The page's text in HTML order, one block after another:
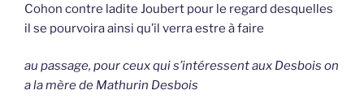
Cohon contre ladite Joubert pour le regard desquelles
il se pourvoira ainsi qu’il verra estre à faire
au passage, pour ceux qui s’intéressent aux Desbois on
a la mère de Mathurin Desbois